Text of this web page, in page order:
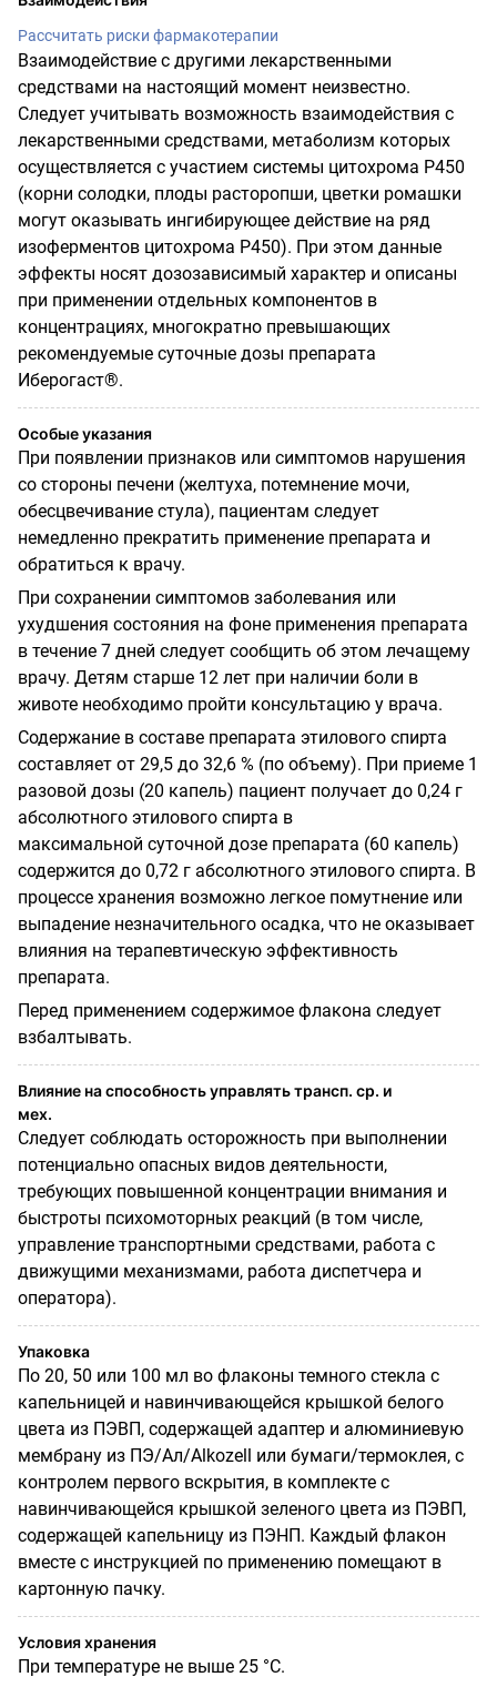
Рассчитать риски фармакотерапии
Взаимодействие с другими лекарственными
средствами на настоящий момент неизвестно.
Следует учитывать возможность взаимодействия с
лекарственными средствами, метаболизм которых
осуществляется с участием системы цитохрома Р450
(корни солодки, плоды расторопши, цветки ромашки
могут оказывать ингибирующее действие на ряд
изоферментов цитохрома Р450). При этом данные
эффекты носят дозозависимый характер и описаны
при применении отдельных компонентов в
концентрациях, многократно превышающих
рекомендуемые суточные дозы препарата
Иберогаст®.
Особые указания
При появлении признаков или симптомов нарушения
со стороны печени (желтуха, потемнение мочи,
обесцвечивание стула), пациентам следует
немедленно прекратить применение препарата и
обратиться к врачу.
При сохранении симптомов заболевания или
ухудшения состояния на фоне применения препарата
в течение 7 дней следует сообщить об этом лечащему
врачу. Детям старше 12 лет при наличии боли в
животе необходимо пройти консультацию у врача.
Содержание в составе препарата этилового спирта
составляет от 29,5 до 32,6 % (по объему). При приеме 1
разовой дозы (20 капель) пациент получает до 0,24 г
абсолютного этилового спирта в
максимальной суточной дозе препарата (60 капель)
содержится до 0,72 г абсолютного этилового спирта. В
процессе хранения возможно легкое помутнение или
выпадение незначительного осадка, что не оказывает
влияния на терапевтическую эффективность
препарата.
Перед применением содержимое флакона следует
взбалтывать.
Влияние на способность управлять трансп. ср. и
мех.
Следует соблюдать осторожность при выполнении
потенциально опасных видов деятельности,
требующих повышенной концентрации внимания и
быстроты психомоторных реакций (в том числе,
управление транспортными средствами, работа с
движущими механизмами, работа диспетчера и
оператора).
Упаковка
По 20, 50 или 100 мл во флаконы темного стекла с
капельницей и навинчивающейся крышкой белого
цвета из ПЭВП, содержащей адаптер и алюминиевую
мембрану из ПЭ/Ал/Alkozell или бумаги/термоклея, с
контролем первого вскрытия, в комплекте с
навинчивающейся крышкой зеленого цвета из ПЭВП,
содержащей капельницу из ПЭНП. Каждый флакон
вместе с инструкцией по применению помещают в
картонную пачку.
Условия хранения
При температуре не выше 25 °С.